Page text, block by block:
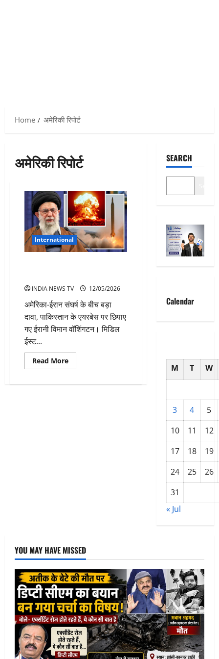
Home अमेरिकी रिपोर्ट
अमेरिकी रिपोर्ट
International
INDIA NEWS TV 12/05/2026
अमेरिका-ईरान संघर्ष के बीच बड़ा
दावा, पाकिस्तान के एयरबेस पर छिपाए
गए ईरानी विमान वॉशिंगटन। मिडिल
ईस्ट...
Read MoreRead
more
एयरबेस
SEARCH
Calendar
M T W
3 4
5
10
11
12
17
18
19
24
25
26
31
« Jul
YOU MAY HAVE MISSED